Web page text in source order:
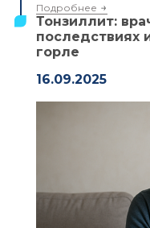
Подробнее
Тонзиллит:
последствиях
горле
16.09.2025